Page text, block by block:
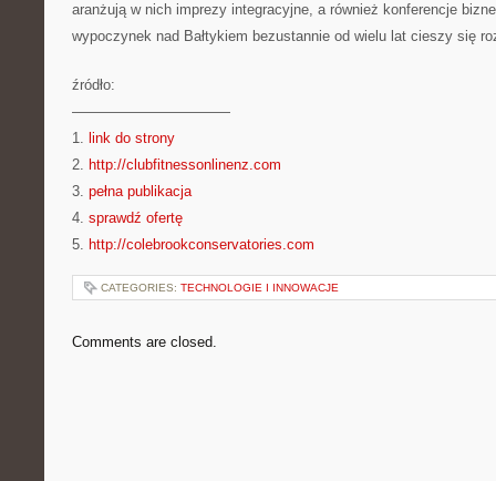
aranżują w nich imprezy integracyjne, a również konferencje
wypoczynek nad Bałtykiem bezustannie od wielu lat cieszy się
źródło:
———————————
1. link do strony
2. http://clubfitnessonlinenz.com
3. pełna publikacja
4. sprawdź ofertę
5. http://colebrookconservatories.com
CATEGORIES: TECHNOLOGIE I INNOWACJE
Comments are closed.